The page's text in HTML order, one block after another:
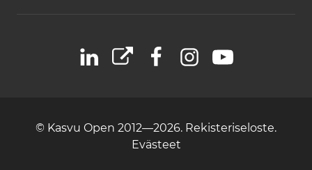
LinkedIn
X FacebookInstagramYouTube
© Kasvu Open 2012—2026. Rekisteriseloste.
Evästeet